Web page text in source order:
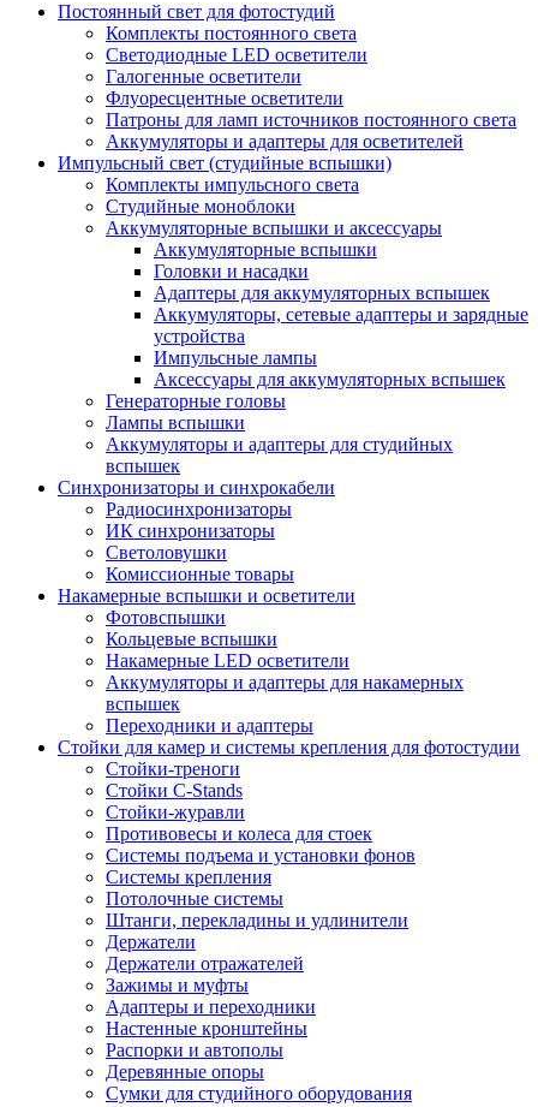
Постоянный свет для фотостудий
Комплекты постоянного света
Светодиодные LED осветители
Галогенные осветители
Флуоресцентные осветители
Патроны для ламп источников постоянного света
Аккумуляторы и адаптеры для осветителей
Импульсный свет (студийные вспышки)
Комплекты импульсного света
Студийные моноблоки
Аккумуляторные вспышки и аксессуары
Аккумуляторные вспышки
Головки и насадки
Адаптеры для аккумуляторных вспышек
Аккумуляторы, сетевые адаптеры и зарядные
устройства
Импульсные лампы
Аксессуары для аккумуляторных вспышек
Генераторные головы
Лампы вспышки
Аккумуляторы и адаптеры для студийных
вспышек
Синхронизаторы и синхрокабели
Радиосинхронизаторы
ИК синхронизаторы
Светоловушки
Комиссионные товары
Накамерные вспышки и осветители
Фотовспышки
Кольцевые вспышки
Накамерные LED осветители
Аккумуляторы и адаптеры для накамерных
вспышек
Переходники и адаптеры
Стойки для камер и системы крепления для фотостудии
Стойки-треноги
Стойки C-Stands
Стойки-журавли
Противовесы и колеса для стоек
Системы подъема и установки фонов
Системы крепления
Потолочные системы
Штанги, перекладины и удлинители
Держатели
Держатели отражателей
Зажимы и муфты
Адаптеры и переходники
Настенные кронштейны
Распорки и автополы
Деревянные опоры
Сумки для студийного оборудования